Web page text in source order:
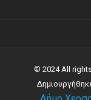
© 2024 All